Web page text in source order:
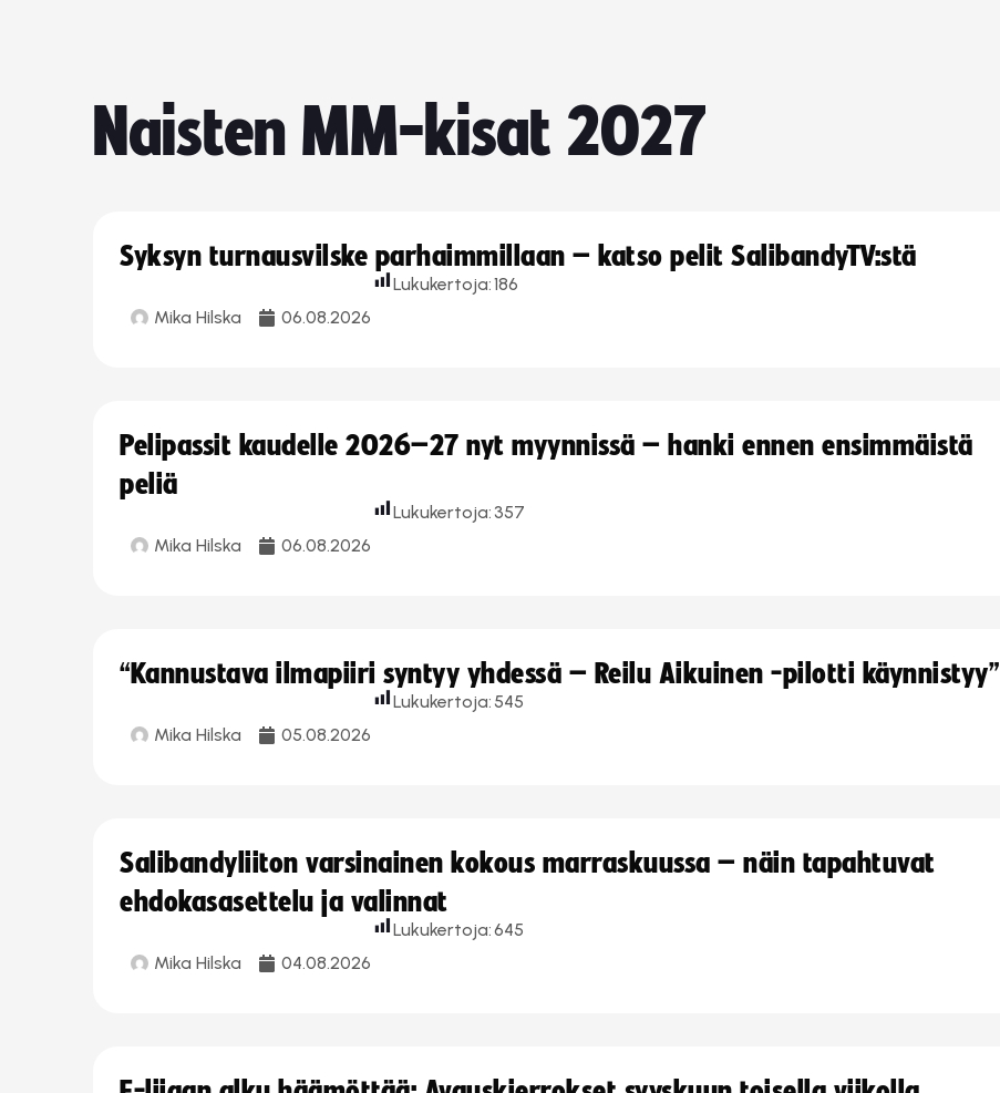
Naisten MM-kisat 2027
Syksyn turnausvilske parhaimmillaan – katso pelit SalibandyTV:stä
Mika Hilska 06.08.2026
Lukukertoja:186
Pelipassit kaudelle 2026–27 nyt myynnissä – hanki ennen ensimmäistä
peliä
Mika Hilska 06.08.2026
Lukukertoja: 357
“Kannustava ilmapiiri syntyy yhdessä – Reilu Aikuinen -pilotti käynnistyy”
Mika Hilska 05.08.2026
Lukukertoja: 545
Salibandyliiton varsinainen kokous marraskuussa – näin tapahtuvat
ehdokasasettelu ja valinnat
Mika Hilska 04.08.2026
Lukukertoja:645